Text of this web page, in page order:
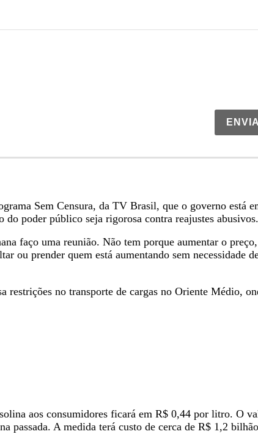
Sem Censura, da TV Brasil, que o governo está
poder público seja rigorosa contra reajustes abusivos.
faço uma reunião. Não tem porque aumentar o
ou prender quem está aumentando sem necessidade
restrições no transporte de cargas no Oriente Médio,
aos consumidores ficará em R$ 0,44 por litro. O
passada. A medida terá custo de cerca de R$ 1,2